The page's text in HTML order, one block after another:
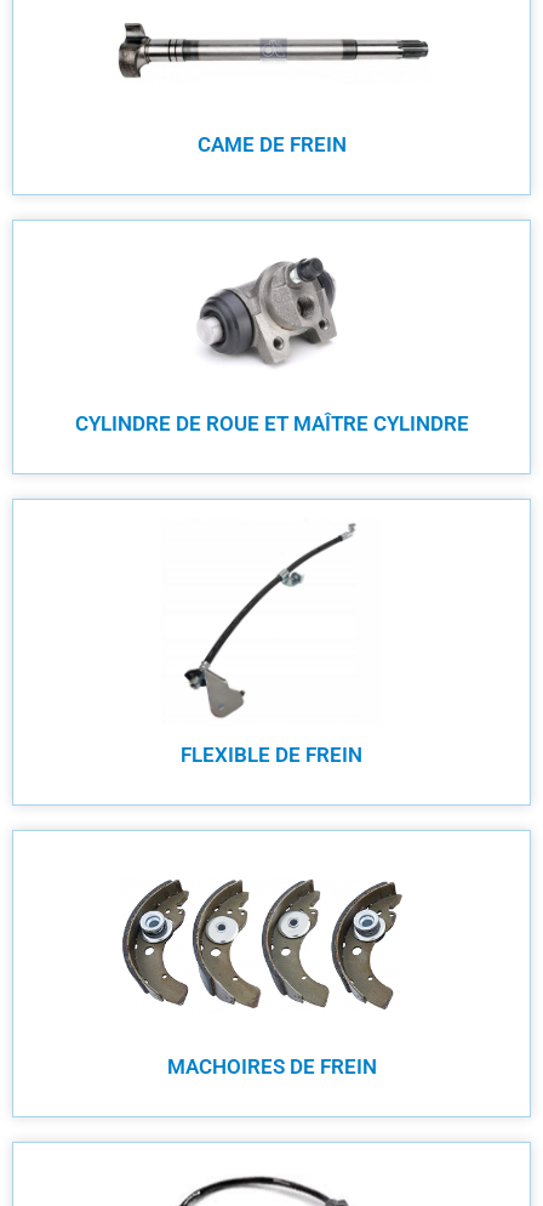
CAME DE FREIN
CYLINDRE DE ROUE ET MAÎTRE CYLINDRE
FLEXIBLE DE FREIN
MACHOIRES DE FREIN